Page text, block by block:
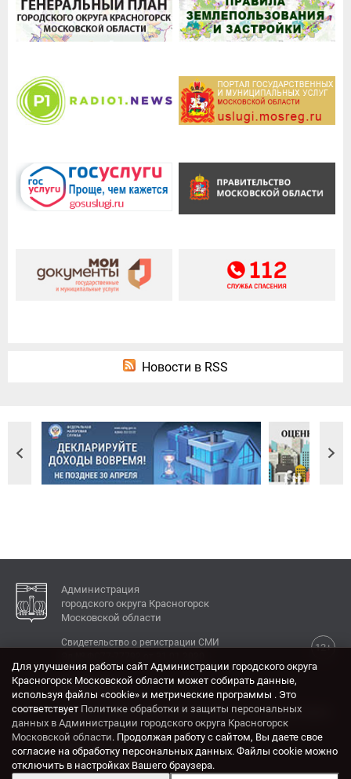
Новости в RSS
Администрация
городского округа Красногорск
Московской области
12+
Свидетельство о регистрации СМИ
КОНТАКТЫ
Адрес: 143404, Московская область, г. Красногорск,
ул. Ленина, дом 4.
Электронная почта:
krasrn@mosreg.ru
Для улучшения работы сайт Администрации городского округа
Красногорск Московской области может собирать данные,
используя файлы «cookie» и метрические программы . Это
соответствует Политике обработки и защиты персональных
данных в Администрации городского округа Красногорск
Московской области. Продолжая работу с сайтом, Вы даете свое
согласие на обработку персональных данных. Файлы cookie можно
отключить в настройках Вашего браузера.